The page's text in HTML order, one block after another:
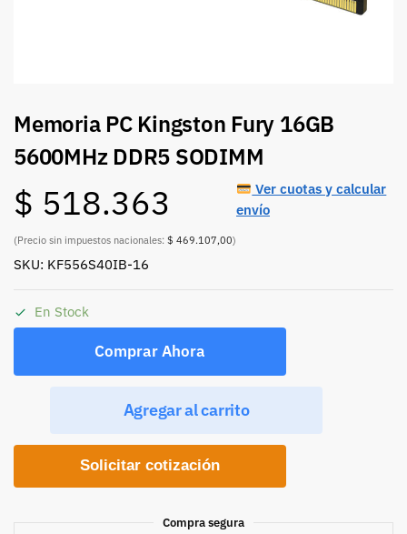
Memoria PC Kingston Fury 16GB
5600MHz DDR5 SODIMM
$ 518.363
(Precio sin impuestos nacionales: $ 469.107,00)
Ver cuotas y calcular
envío
SKU: KF556S40IB-16
En Stock
Comprar Ahora
Agregar al carrito
Solicitar cotización
Compra segura